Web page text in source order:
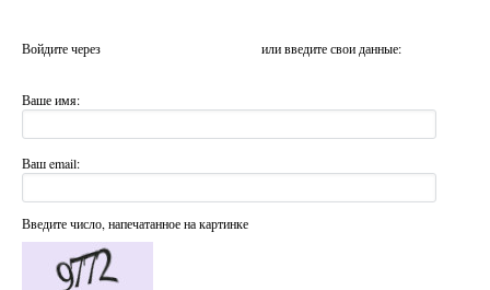
Войдите через или введите свои данные:
Ваше имя:
Ваш email:
Введите число, напечатанное на картинке